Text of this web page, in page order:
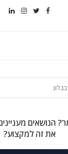
הנושאים
את זה למקצוע?